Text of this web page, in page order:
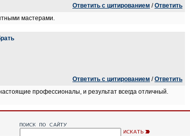
Ответить с цитированием /Ответить
мастерами.
Ответить с цитированием /Ответить
профессионалы, и результат всегда отличный.